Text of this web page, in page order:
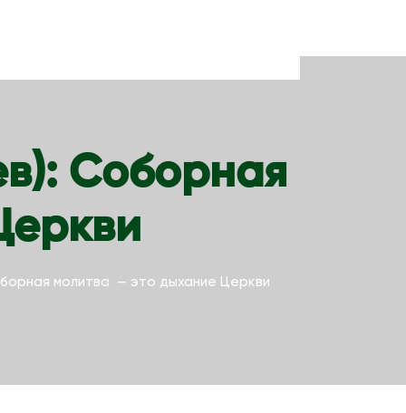
Соборная
молитва — это дыхание Церкви